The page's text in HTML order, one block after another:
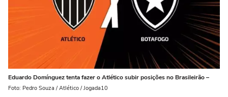
Eduardo Domínguez tenta fazer o Atlético subir posições no Brasileirão –
Foto: Pedro Souza / Atlético / Jogada10